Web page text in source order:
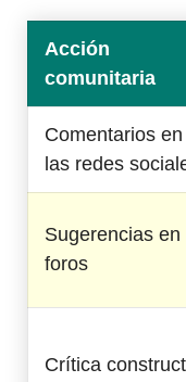
Acción
comunitaria
Comentarios en
las redes
Sugerencias en
foros
Crítica